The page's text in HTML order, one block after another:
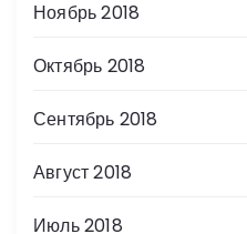
Ноябрь 2018
Октябрь 2018
Сентябрь 2018
Август 2018
Июль 2018